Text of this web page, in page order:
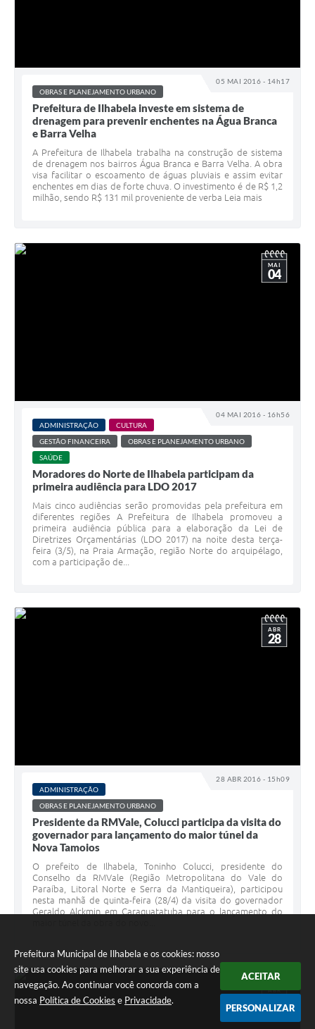
Prefeitura Municipal de Ilhabela e os cookies: nosso
site usa cookies para melhorar a sua experiência de
navegação. Ao continuar você concorda com a
nossa Política de Cookies e Privacidade.
ACEITAR
PERSONALIZAR
05 MAI 2016 - 14h17
OBRAS E PLANEJAMENTO URBANO
Prefeitura de Ilhabela investe em sistema de
drenagem para prevenir enchentes na Água Branca
e Barra Velha
A Prefeitura de Ilhabela trabalha na construção de sistema
de drenagem nos bairros Água Branca e Barra Velha. A obra
visa facilitar o escoamento de águas pluviais e assim evitar
enchentes em dias de forte chuva. O investimento é de R$ 1,2
milhão, sendo R$ 131 mil proveniente de verba Leia mais
04 MAI 2016 - 16h56
MAI
04
ADMINISTRAÇÃO
CULTURA
GESTÃO FINANCEIRA
OBRAS E PLANEJAMENTO URBANO
SAÚDE
Moradores do Norte de Ilhabela participam da
primeira audiência para LDO 2017
Mais cinco audiências serão promovidas pela prefeitura em
diferentes regiões A Prefeitura de Ilhabela promoveu a
primeira audiência pública para a elaboração da Lei de
Diretrizes Orçamentárias (LDO 2017) na noite desta terça-
feira (3/5), na Praia Armação, região Norte do arquipélago,
com a participação de...
28 ABR 2016 - 15h09
ABR
28
ADMINISTRAÇÃO
OBRAS E PLANEJAMENTO URBANO
Presidente da RMVale, Colucci participa da visita do
governador para lançamento do maior túnel da
Nova Tamoios
O prefeito de Ilhabela, Toninho Colucci, presidente do
Conselho da RMVale (Região Metropolitana do Vale do
Paraíba, Litoral Norte e Serra da Mantiqueira), participou
nesta manhã de quinta-feira (28/4) da visita do governador
Geraldo Alckmin em Caraguatatuba para o lançamento do
ABR
25